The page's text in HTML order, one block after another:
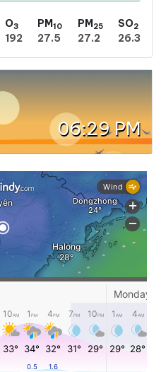
O3
192
PM10
27.5
PM25
27.2
SO2
26.3
06:29 PM